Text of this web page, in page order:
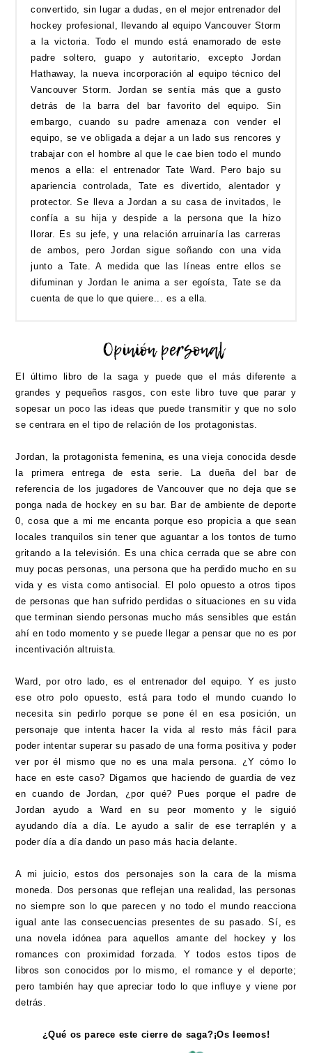
convertido, sin lugar a dudas, en el mejor entrenador del
hockey profesional, llevando al equipo Vancouver Storm
a la victoria. Todo el mundo está enamorado de este
padre soltero, guapo y autoritario, excepto Jordan
Hathaway, la nueva incorporación al equipo técnico del
Vancouver Storm. Jordan se sentía más que a gusto
detrás de la barra del bar favorito del equipo. Sin
embargo, cuando su padre amenaza con vender el
equipo, se ve obligada a dejar a un lado sus rencores y
trabajar con el hombre al que le cae bien todo el mundo
menos a ella: el entrenador Tate Ward. Pero bajo su
apariencia controlada, Tate es divertido, alentador y
protector. Se lleva a Jordan a su casa de invitados, le
confía a su hija y despide a la persona que la hizo
llorar. Es su jefe, y una relación arruinaría las carreras
de ambos, pero Jordan sigue soñando con una vida
junto a Tate. A medida que las líneas entre ellos se
difuminan y Jordan le anima a ser egoísta, Tate se da
cuenta de que lo que quiere... es a ella.
El último libro de la saga y puede que el más diferente a
grandes y pequeños rasgos, con este libro tuve que parar y
sopesar un poco las ideas que puede transmitir y que no solo
se centrara en el tipo de relación de los protagonistas.
Jordan, la protagonista femenina, es una vieja conocida desde
la primera entrega de esta serie. La dueña del bar de
referencia de los jugadores de Vancouver que no deja que se
ponga nada de hockey en su bar. Bar de ambiente de deporte
0, cosa que a mi me encanta porque eso propicia a que sean
locales tranquilos sin tener que aguantar a los tontos de turno
gritando a la televisión. Es una chica cerrada que se abre con
muy pocas personas, una persona que ha perdido mucho en su
vida y es vista como antisocial. El polo opuesto a otros tipos
de personas que han sufrido perdidas o situaciones en su vida
que terminan siendo personas mucho más sensibles que están
ahí en todo momento y se puede llegar a pensar que no es por
incentivación altruista.
Ward, por otro lado, es el entrenador del equipo. Y es justo
ese otro polo opuesto, está para todo el mundo cuando lo
necesita sin pedirlo porque se pone él en esa posición, un
personaje que intenta hacer la vida al resto más fácil para
poder intentar superar su pasado de una forma positiva y poder
ver por él mismo que no es una mala persona. ¿Y cómo lo
hace en este caso? Digamos que haciendo de guardia de vez
en cuando de Jordan, ¿por qué? Pues porque el padre de
Jordan ayudo a Ward en su peor momento y le siguió
ayudando día a día. Le ayudo a salir de ese terraplén y a
poder día a día dando un paso más hacia delante.
A mi juicio, estos dos personajes son la cara de la misma
moneda. Dos personas que reflejan una realidad, las personas
no siempre son lo que parecen y no todo el mundo reacciona
igual ante las consecuencias presentes de su pasado. Sí, es
una novela idónea para aquellos amante del hockey y los
romances con proximidad forzada. Y todos estos tipos de
libros son conocidos por lo mismo, el romance y el deporte;
pero también hay que apreciar todo lo que influye y viene por
detrás.
¿Qué os parece este cierre de saga?¡Os leemos!